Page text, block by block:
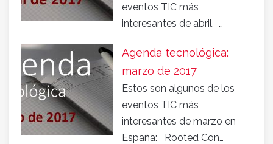
eventos TIC más
interesantes de abril. …
Agenda tecnológica:
marzo de 2017
Estos son algunos de los
eventos TIC más
interesantes de marzo en
España: Rooted Con…